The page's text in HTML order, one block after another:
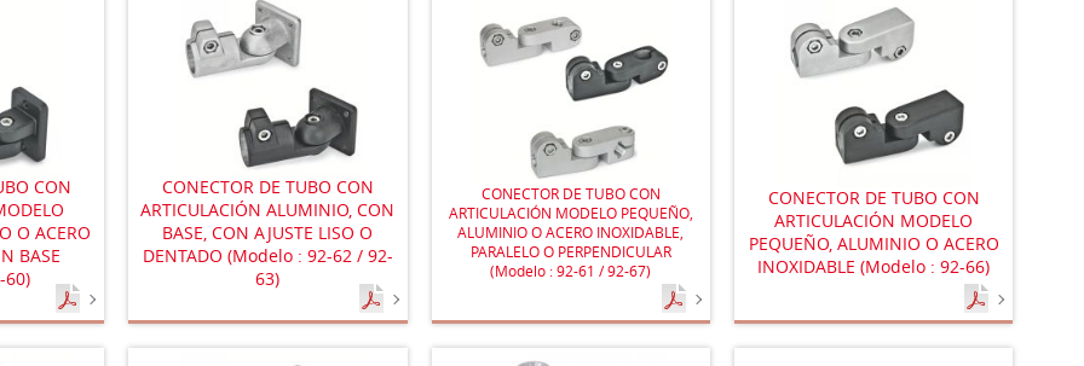
CON
O ACERO
BASE
60)
CONECTOR DE TUBO CON
ARTICULACIÓN ALUMINIO, CON
BASE, CON AJUSTE LISO O
DENTADO (Modelo : 92-62 / 92-
63)
CONECTOR DE TUBO CON
ARTICULACIÓN MODELO PEQUEÑO,
ALUMINIO O ACERO INOXIDABLE,
PARALELO O PERPENDICULAR
(Modelo : 92-61 / 92-67)
CONECTOR DE TUBO CON
ARTICULACIÓN MODELO
PEQUEÑO, ALUMINIO O ACERO
INOXIDABLE (Modelo : 92-66)